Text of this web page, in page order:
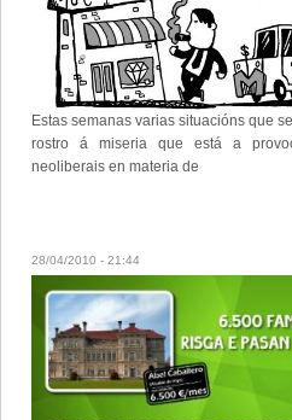
Estas semanas varias situacións que
rostro á miseria que está a
neoliberais en materia de
28/04/2010 - 21:44